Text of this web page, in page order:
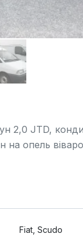
2,0 JTD,
опель
Fiat, Scudo